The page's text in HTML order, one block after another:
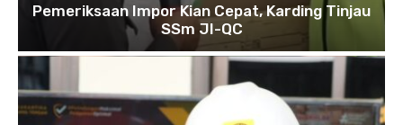
Pemeriksaan Impor Kian Cepat, Karding Tinjau
SSm JI-QC